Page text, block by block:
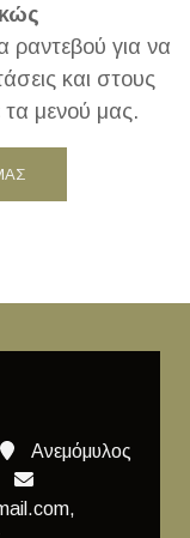
ραντεβού για να
και στους
τα μενού μας.
Ανεμόμυλος